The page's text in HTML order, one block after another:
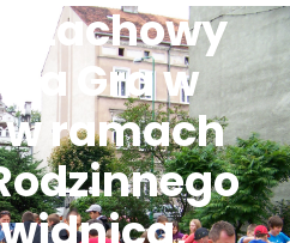
Gra w
w ramach